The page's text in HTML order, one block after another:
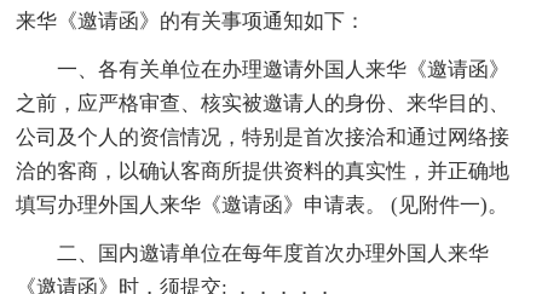
来华《邀请函》的有关事项通知如下：
一、各有关单位在办理邀请外国人来华《邀请函》
之前，应严格审查、核实被邀请人的身份、来华目的、
公司及个人的资信情况，特别是首次接洽和通过网络接
洽的客商，以确认客商所提供资料的真实性，并正确地
填写办理外国人来华《邀请函》申请表。 (见附件一)。
二、国内邀请单位在每年度首次办理外国人来华
《邀请函》时，须提交: ．．．．．